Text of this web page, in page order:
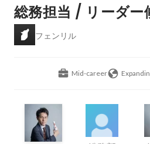
総務担当 / リーダー
フェンリル
Mid-career